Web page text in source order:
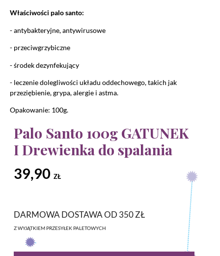
Właściwości palo santo:
- antybakteryjne, antywirusowe
- przeciwgrzybiczne
- środek dezynfekujący
- leczenie dolegliwości układu oddechowego, takich jak
przeziębienie, grypa, alergie i astma.
Opakowanie: 100g.
Palo Santo 100g GATUNEK
I Drewienka do spalania
39,90 ZŁ
DARMOWA DOSTAWA OD 350 ZŁ
Z WYJĄTKIEM PRZESYŁEK PALETOWYCH